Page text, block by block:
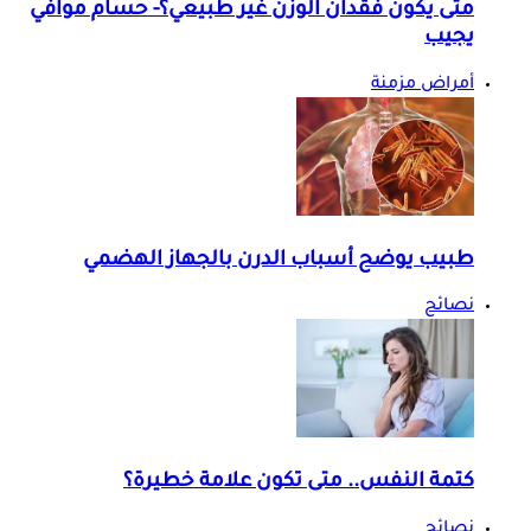
متى يكون فقدان الوزن غير طبيعي؟- حسام موافي
يجيب
أمراض مزمنة
طبيب يوضح أسباب الدرن بالجهاز الهضمي
نصائح
كتمة النفس.. متى تكون علامة خطيرة؟